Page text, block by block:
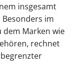
insgesamt
im
dem Marken wie
rechnet